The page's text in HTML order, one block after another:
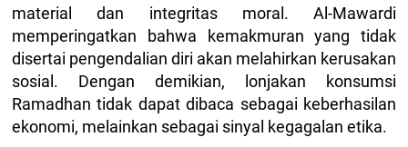
material dan integritas moral. Al-Mawardi
memperingatkan bahwa kemakmuran yang tidak
disertai pengendalian diri akan melahirkan kerusakan
sosial. Dengan demikian, lonjakan konsumsi
Ramadhan tidak dapat dibaca sebagai keberhasilan
ekonomi, melainkan sebagai sinyal kegagalan etika.